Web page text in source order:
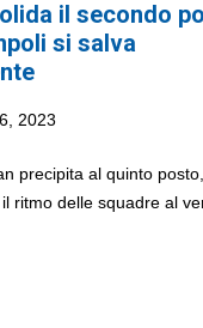
il secondo
si salva
2023
precipita al quinto
ritmo delle squadre al